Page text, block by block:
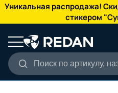
Уникальная распродажа!
стикером
Поиск по артикулу,
КАТАЛОГ